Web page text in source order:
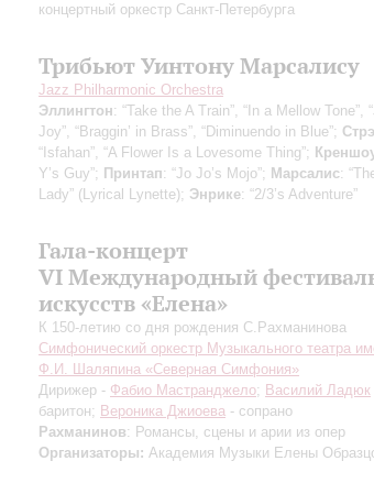
концертный оркестр Санкт-Петербурга
Трибьют Уинтону Марсалису
Jazz Philharmonic Orchestra
Эллингтон: “Take the A Train”, “In a Mellow Tone”,
Joy”, “Braggin’ in Brass”, “Diminuendo in Blue”;
“Isfahan”, “A Flower Is a Lovesome Thing”;
Y’s Guy”; Принтап: “Jo Jo’s Mojo”; Марсалис:
Lady” (Lyrical Lynette); Энрике: “2/3’s Adventure”
Гала-концерт
VI Международный
искусств «Елена»
К 150-летию со дня рождения C.Рахманинова
Симфонический оркестр Музыкального театра
Ф.И. Шаляпина «Северная Симфония»
Дирижер - Фабио Мастранджело; Василий Ладюк
баритон; Вероника Джиоева - сопрано
Рахманинов: Романсы, сцены и арии из опер
Организаторы: Академия Музыки Елены